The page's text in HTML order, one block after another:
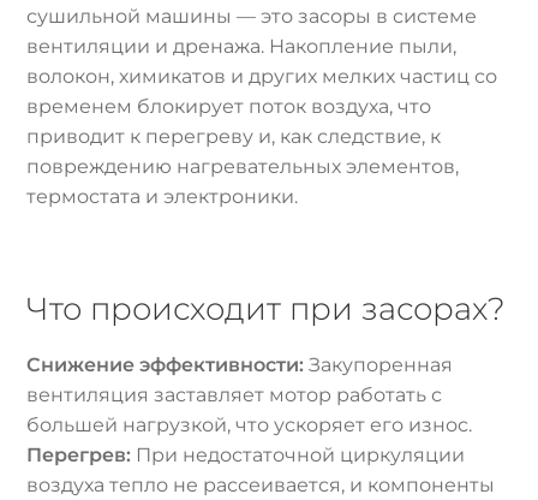
сушильной машины — это засоры в системе
вентиляции и дренажа. Накопление пыли,
волокон, химикатов и других мелких частиц со
временем блокирует поток воздуха, что
приводит к перегреву и, как следствие, к
повреждению нагревательных элементов,
термостата и электроники.
Что происходит при засорах?
Снижение эффективности: Закупоренная
вентиляция заставляет мотор работать с
большей нагрузкой, что ускоряет его износ.
Перегрев: При недостаточной циркуляции
воздуха тепло не рассеивается, и компоненты